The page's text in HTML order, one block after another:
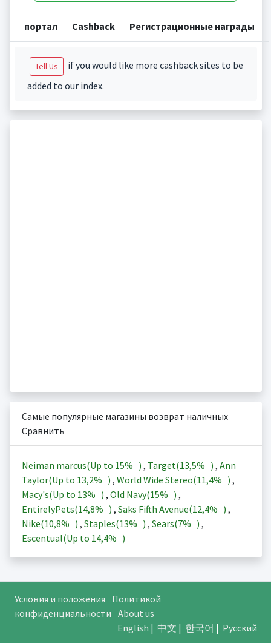
портал Cashback Регистрационные награды
Tell Us
if you would like more cashback sites to be
added to our index.
Самые популярные магазины возврат наличных
Сравнить
Neiman marcus(Up to 15% ) , Target(13,5% ) , Ann
Taylor(Up to 13,2% ) , World Wide Stereo(11,4% ) ,
Macy's(Up to 13% ) , Old Navy(15% ) ,
EntirelyPets(14,8% ) , Saks Fifth Avenue(12,4% ) ,
Nike(10,8% ) , Staples(13% ) , Sears(7% ) ,
Escentual(Up to 14,4% )
Условия и положения
Политикой
конфиденциальности About us
English | 中文 | 한국어 | Русский